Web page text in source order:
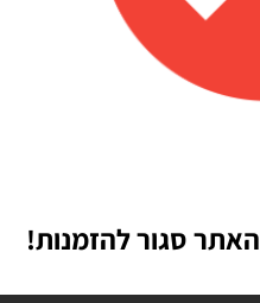
האתר סגור להזמנות!